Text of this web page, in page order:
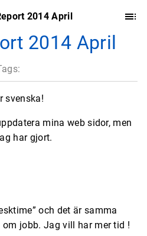
2014 April
2014 April
svenska!
mina web sidor, men
har gjort.
och det är samma
om jobb. Jag vill har mer tid !